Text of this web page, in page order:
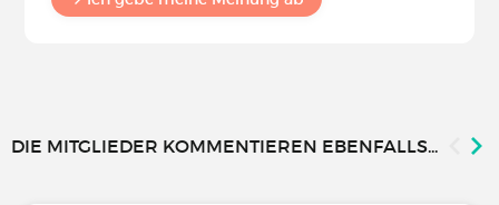
DIE MITGLIEDER KOMMENTIEREN EBENFALLS...